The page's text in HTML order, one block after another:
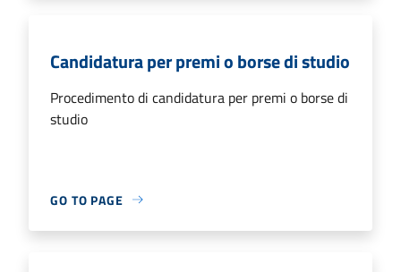
Candidatura per premi o borse di studio
Procedimento di candidatura per premi o borse di
studio
GO TO PAGE